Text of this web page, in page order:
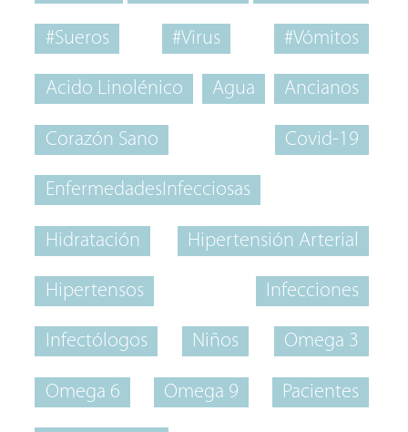
#Sueros #Virus #Vómitos
Acido Linolénico Agua Ancianos
Corazón Sano Covid-19
EnfermedadesInfecciosas
Hidratación Hipertensión Arterial
Hipertensos Infecciones
Infectólogos Niños Omega 3
Omega 6 Omega 9 Pacientes